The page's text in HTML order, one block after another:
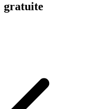
gratuite